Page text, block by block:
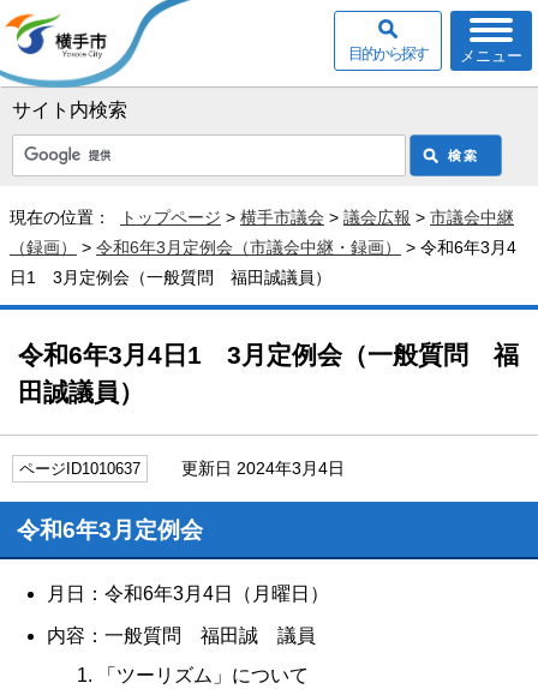
サイト内検索
メニュー
目的から探す
現在の位置： トップページ > 横手市議会 > 議会広報 > 市議会中継
（録画）
> 令和6年3月定例会（市議会中継・録画）
> 令和6年3月4
日1 3月定例会（一般質問 福田誠議員）
令和6年3月4日1 3月定例会（一般質問 福
田誠議員）
ページID1010637 更新日 2024年3月4日
令和6年3月定例会
月日：令和6年3月4日（月曜日）
内容：一般質問 福田誠 議員
「ツーリズム」について